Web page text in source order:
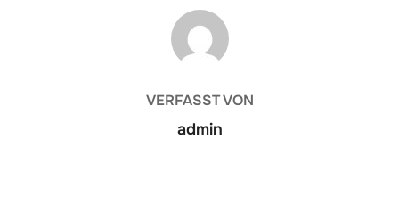
BEITRAGSAUTOR
VERFASST VON
admin